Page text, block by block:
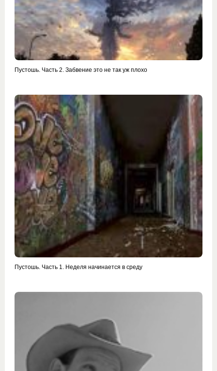
Пустошь. Часть 2. Забвение это не так уж плохо
Пустошь. Часть 1. Неделя начинается в среду